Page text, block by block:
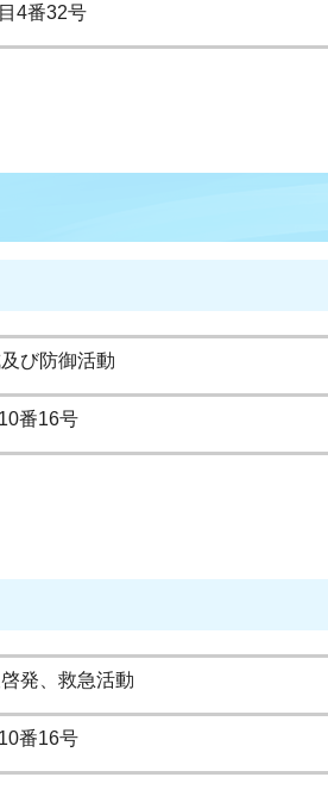
4番32号
び防御活動
番16号
発、救急活動
番16号